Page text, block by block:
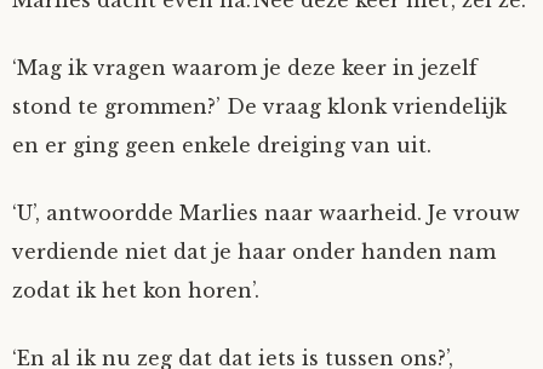
Clarity
Diderod
Faith
‘Mag ik vragen waarom je deze keer in jezelf
stond te grommen?’ De vraag klonk vriendelijk
en er ging geen enkele dreiging van uit.
‘U’, antwoordde Marlies naar waarheid. Je vrouw
verdiende niet dat je haar onder handen nam
zodat ik het kon horen’.
‘En al ik nu zeg dat dat iets is tussen ons?’,